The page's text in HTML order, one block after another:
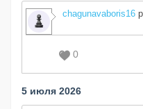
chagunavaboris16
0
5 июля 2026